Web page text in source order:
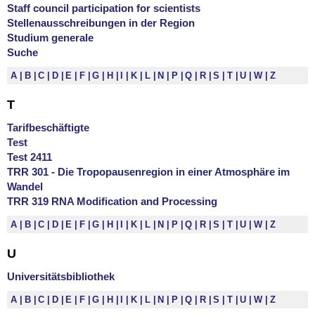
Staff council participation for scientists
Stellenausschreibungen in der Region
Studium generale
Suche
A B C D E F G H K L N P Q R S T U W Z
T
Tarifbeschäftigte
Test
Test 2411
TRR 301 - Die Tropopausenregion in einer Atmosphäre im
Wandel
TRR 319 RNA Modification and Processing
A B C D E F G H K L N P Q R S T U W Z
U
Universitätsbibliothek
A B C D E F G H K L N P Q R S T U W Z